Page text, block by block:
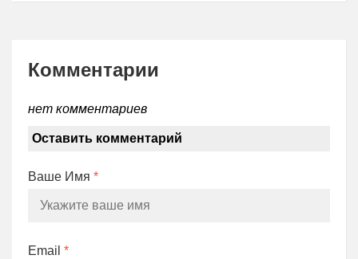
Комментарии
нет комментариев
Оставить комментарий
Ваше Имя *
Email *